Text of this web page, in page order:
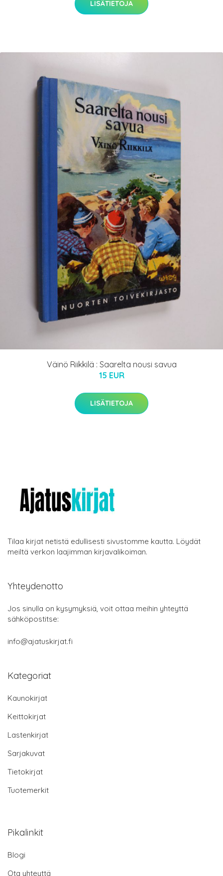
LISÄTIETOJA
Väinö Riikkilä : Saarelta nousi savua
15 EUR
LISÄTIETOJA
Tilaa kirjat netistä edullisesti sivustomme kautta. Löydät
meiltä verkon laajimman kirjavalikoiman.
Yhteydenotto
Jos sinulla on kysymyksiä, voit ottaa meihin yhteyttä
sähköpostitse:
info@ajatuskirjat.fi
Kategoriat
Kaunokirjat
Keittokirjat
Lastenkirjat
Sarjakuvat
Tietokirjat
Tuotemerkit
Pikalinkit
Blogi
Ota yhteyttä